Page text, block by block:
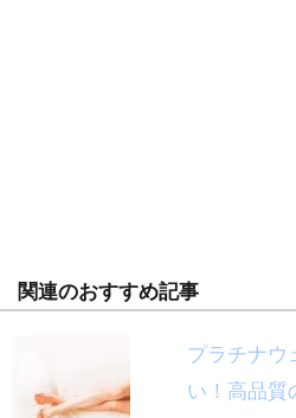
関連のおすすめ記事
プラチナウ
い！高品質